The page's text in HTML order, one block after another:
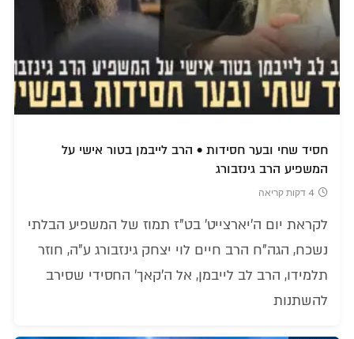
חסיד שחי ובער חסידות • הרב לייבמן בטור אישי על
המשפיע הרב גינזבורג
4 דקות קריאה
לקראת יום ה'יארצייט' בט"ז תמוז של המשפיע הבלתי
נשכח, הגה"ח הרב חיים לוי יצחק גינזבורג ע"ה, חוזר
תלמידו, הרב לב לייבמן, אל ה'קאך' החסידי שסירב
להשתנות